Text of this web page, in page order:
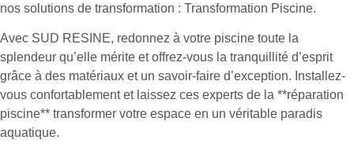
nos solutions de transformation : Transformation Piscine.
Avec SUD RESINE, redonnez à votre piscine toute la
splendeur qu’elle mérite et offrez-vous la tranquillité d’esprit
grâce à des matériaux et un savoir-faire d’exception. Installez-
vous confortablement et laissez ces experts de la **réparation
piscine** transformer votre espace en un véritable paradis
aquatique.